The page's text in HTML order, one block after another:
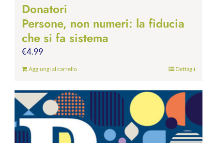
Donatori
Persone, non numeri: la fiducia
che si fa sistema
€4.99
Aggiungi al carrello Dettagli